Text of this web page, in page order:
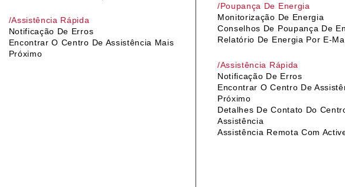
/Assistência Rápida
Notificação De Erros
Encontrar O Centro De Assistência Mais
Próximo
/Poupança De Energia
Monitorização De Energia
Conselhos De Poupança De
Relatório De Energia Por E-
/Assistência Rápida
Notificação De Erros
Encontrar O Centro De
Próximo
Detalhes De Contato Do
Assistência
Assistência Remota Com